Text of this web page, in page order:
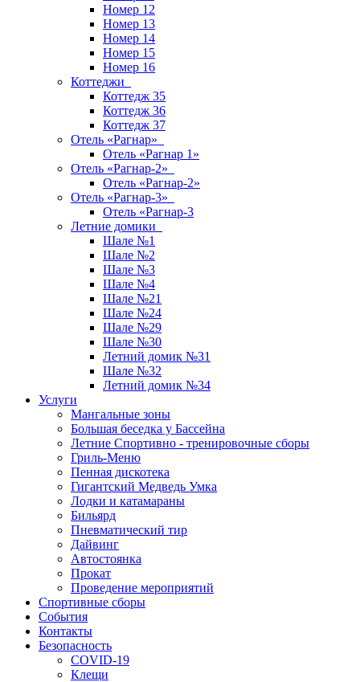
Номер 12
Номер 13
Номер 14
Номер 15
Номер 16
Коттеджи
Коттедж 35
Коттедж 36
Коттедж 37
Отель «Рагнар»
Отель «Рагнар 1»
Отель «Рагнар-2»
Отель «Рагнар-2»
Отель «Рагнар-3»
Отель «Рагнар-3
Летние домики
Шале №1
Шале №2
Шале №3
Шале №4
Шале №21
Шале №24
Шале №29
Шале №30
Летний домик №31
Шале №32
Летний домик №34
Услуги
Мангальные зоны
Большая беседка у Бассейна
Летние Спортивно - тренировочные сборы
Гриль-Меню
Пенная дискотека
Гигантский Медведь Умка
Лодки и катамараны
Бильярд
Пневматический тир
Дайвинг
Автостоянка
Прокат
Проведение мероприятий
Спортивные сборы
События
Контакты
Безопасность
COVID-19
Клещи